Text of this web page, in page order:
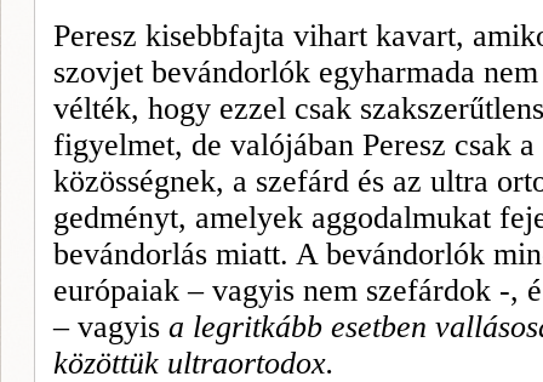
Peresz kisebbfajta vihart kavart,
szovjet bevándorlók egyharmada
vélték, hogy ezzel csak
figyelmet, de valójában Peresz csak
közösségnek, a szefárd és az ultra
gedményt, amelyek aggodalmukat
bevándorlás miatt. A bevándorlók
európaiak – vagyis nem szefárdok -,
– vagyis a legritkább esetben
közöttük ultraortodox.